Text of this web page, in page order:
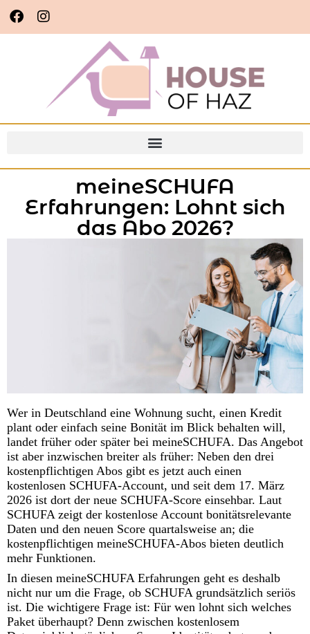
meineSCHUFA
Erfahrungen: Lohnt sich
das Abo 2026?
Wer in Deutschland eine Wohnung sucht, einen Kredit
plant oder einfach seine Bonität im Blick behalten will,
landet früher oder später bei meineSCHUFA. Das Angebot
ist aber inzwischen breiter als früher: Neben den drei
kostenpflichtigen Abos gibt es jetzt auch einen
kostenlosen SCHUFA-Account, und seit dem 17. März
2026 ist dort der neue SCHUFA-Score einsehbar. Laut
SCHUFA zeigt der kostenlose Account bonitätsrelevante
Daten und den neuen Score quartalsweise an; die
kostenpflichtigen meineSCHUFA-Abos bieten deutlich
mehr Funktionen.
In diesen meineSCHUFA Erfahrungen geht es deshalb
nicht nur um die Frage, ob SCHUFA grundsätzlich seriös
ist. Die wichtigere Frage ist: Für wen lohnt sich welches
Paket überhaupt? Denn zwischen kostenlosem